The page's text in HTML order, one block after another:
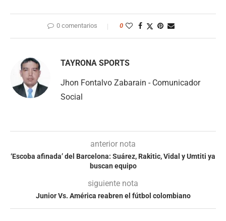
0 comentarios 0
TAYRONA SPORTS
Jhon Fontalvo Zabarain - Comunicador
Social
anterior nota
‘Escoba afinada’ del Barcelona: Suárez, Rakitic, Vidal y Umtiti ya
buscan equipo
siguiente nota
Junior Vs. América reabren el fútbol colombiano